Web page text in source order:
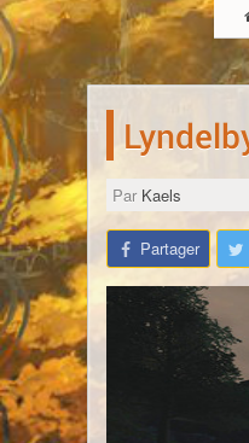
Par Kaels
Partager